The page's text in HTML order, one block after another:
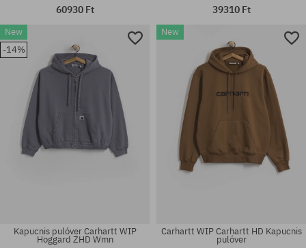
Elérhető méretek:
M; L; XL
Elérhető méretek:
60930 Ft 39310 Ft
New
-14%
Kapucnis pulóver Carhartt WIP
Hoggard ZHD Wmn
New
Carhartt WIP Carhartt HD Kapucnis
pulóver